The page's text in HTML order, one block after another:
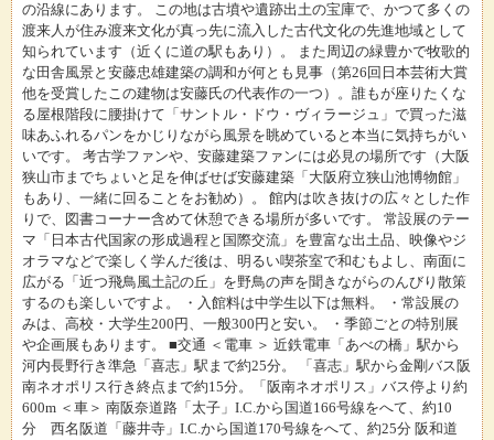
の沿線にあります。 この地は古墳や遺跡出土の宝庫で、かつて多くの
渡来人が住み渡来文化が真っ先に流入した古代文化の先進地域として
知られています（近くに道の駅もあり）。 また周辺の緑豊かで牧歌的
な田舎風景と安藤忠雄建築の調和が何とも見事（第26回日本芸術大賞
他を受賞したこの建物は安藤氏の代表作の一つ）。誰もが座りたくな
る屋根階段に腰掛けて「サントル・ドウ・ヴィラージュ」で買った滋
味あふれるパンをかじりながら風景を眺めていると本当に気持ちがい
いです。 考古学ファンや、安藤建築ファンには必見の場所です（大阪
狭山市までちょいと足を伸ばせば安藤建築「大阪府立狭山池博物館」
もあり、一緒に回ることをお勧め）。 館内は吹き抜けの広々とした作
りで、図書コーナー含めて休憩できる場所が多いです。 常設展のテー
マ「日本古代国家の形成過程と国際交流」を豊富な出土品、映像やジ
オラマなどで楽しく学んだ後は、明るい喫茶室で和むもよし、南面に
広がる「近つ飛鳥風土記の丘」を野鳥の声を聞きながらのんびり散策
するのも楽しいですよ。 ・入館料は中学生以下は無料。 ・常設展の
みは、高校・大学生200円、一般300円と安い。 ・季節ごとの特別展
や企画展もあります。 ■交通 ＜電車 ＞ 近鉄電車「あべの橋」駅から
河内長野行き準急「喜志」駅まで約25分。 「喜志」駅から金剛バス阪
南ネオポリス行き終点まで約15分。「阪南ネオポリス」バス停より約
600m ＜車＞ 南阪奈道路「太子」I.C.から国道166号線をへて、約10
分 西名阪道「藤井寺」I.C.から国道170号線をへて、約25分 阪和道